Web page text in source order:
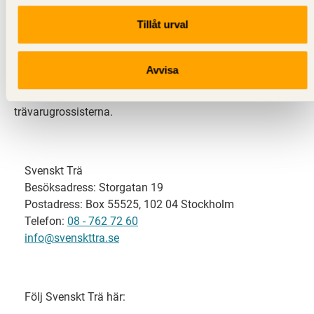
Tillåt urval
Avvisa
Svenskt Trä representerar svensk sågverksindustri
och är en del av branschorganisationen
svensk limträ-, KL-trä- och förpackningsindustri samt
trävarugrossisterna.
Svenskt Trä
Besöksadress: Storgatan 19
Postadress: Box 55525, 102 04 Stockholm
Telefon: 08 - 762 72 60
info@svenskttra.se
Följ Svenskt Trä här: